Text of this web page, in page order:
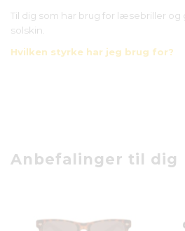
Til dig som har brug for læsebriller
solskin.
Hvilken styrke har jeg brug for?
Anbefalinger til dig